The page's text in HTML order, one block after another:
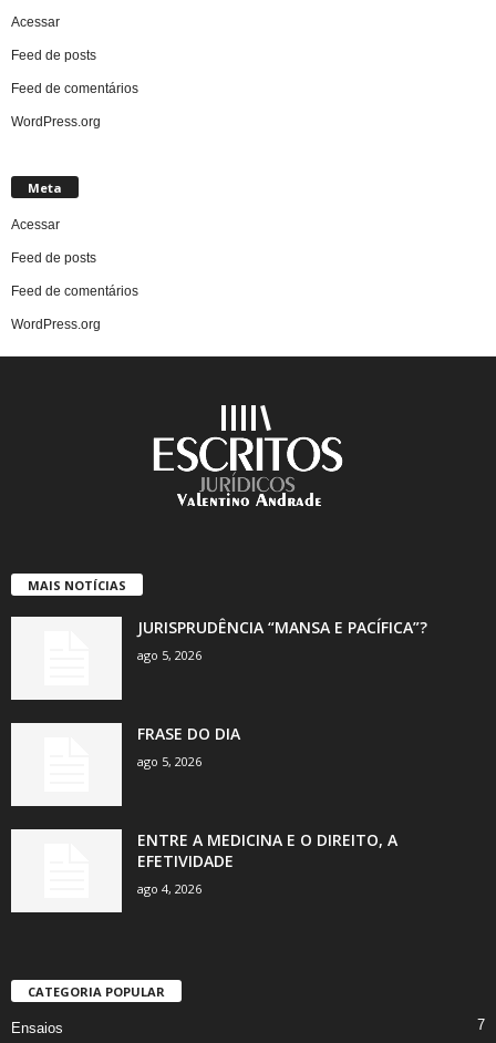
Acessar
Feed de posts
Feed de comentários
WordPress.org
Meta
Acessar
Feed de posts
Feed de comentários
WordPress.org
MAIS NOTÍCIAS
JURISPRUDÊNCIA “MANSA E PACÍFICA”?
ago 5, 2026
FRASE DO DIA
ago 5, 2026
ENTRE A MEDICINA E O DIREITO, A
EFETIVIDADE
ago 4, 2026
CATEGORIA POPULAR
Ensaios 7